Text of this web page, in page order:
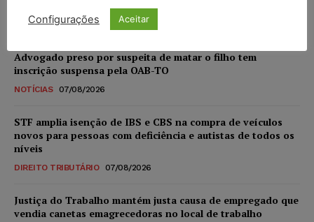
NOTÍCIAS 07/08/2026
Advogado preso por suspeita de matar o filho tem
inscrição suspensa pela OAB-TO
NOTÍCIAS 07/08/2026
STF amplia isenção de IBS e CBS na compra de veículos
novos para pessoas com deficiência e autistas de todos os
níveis
DIREITO TRIBUTÁRIO 07/08/2026
Justiça do Trabalho mantém justa causa de empregado que
vendia canetas emagrecedoras no local de trabalho
Configurações Aceitar